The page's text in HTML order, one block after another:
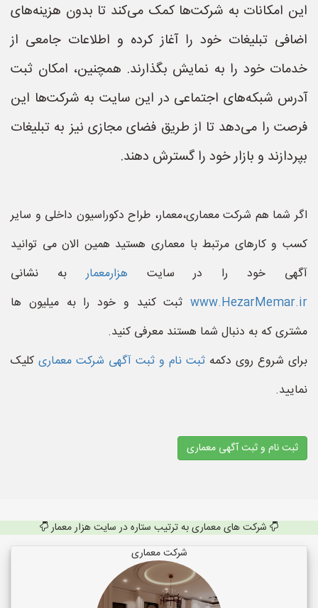
این امکانات به شرکت‌ها کمک می‌کند تا بدون هزینه‌های
اضافی تبلیغات خود را آغاز کرده و اطلاعات جامعی از
خدمات خود را به نمایش بگذارند. همچنین، امکان ثبت
آدرس شبکه‌های اجتماعی در این سایت به شرکت‌ها این
فرصت را می‌دهد تا از طریق فضای مجازی نیز به تبلیغات
بپردازند و بازار خود را گسترش دهند.
اگر شما هم شرکت معماری،معمار، طراح دکوراسیون داخلی و سایر
کسب و کارهای مرتبط با معماری هستید همین الان می توانید
آگهی خود را در سایت هزارمعماربه نشانی
www.HezarMemar.ir ثبت کنید و خود را به میلیون ها
مشتری که به دنبال شما هستند معرفی کنید.
برای شروع روی دکمه ثبت نام و ثبت آگهی شرکت معماری کلیک
نمایید.
ثبت نام و ثبت آگهی معماری
شرکت های معماری به ترتیب ستاره در سایت هزار معمار
شرکت معماری